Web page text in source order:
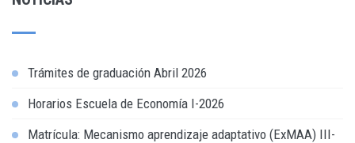
Trámites de graduación Abril 2026
Horarios Escuela de Economía I-2026
Matrícula: Mecanismo aprendizaje adaptativo (ExMAA) III-